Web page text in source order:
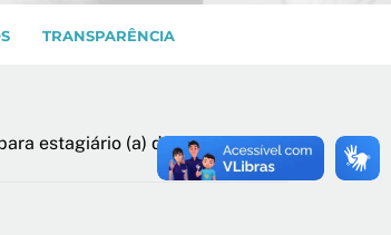
TRANSPARÊNCIA
estagiário (a) do CRMV-PB.